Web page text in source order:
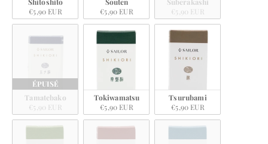
€5,90 EUR
€5,90 EUR
€5,90 EUR
ÉPUISÉ
Tamatebako
€5,90 EUR
Tokiwamatsu
€5,90 EUR
Tsurubami
€5,90 EUR